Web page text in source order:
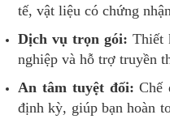
tế, vật liệu có chứng
Dịch vụ trọn gói: Thiết
nghiệp và hỗ trợ truyền
An tâm tuyệt đối: Chế
định kỳ, giúp bạn hoàn